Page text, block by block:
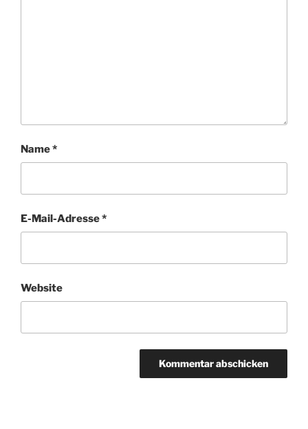
Name*
E-Mail-Adresse*
Website